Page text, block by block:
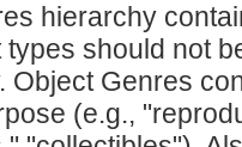
hierarchy
should not
Object Genres
(e.g.,